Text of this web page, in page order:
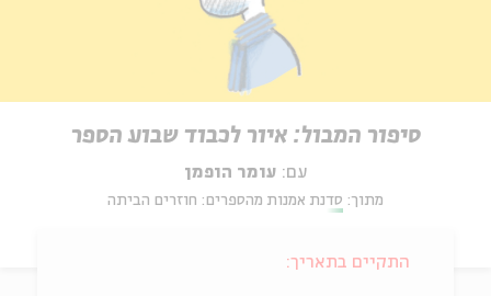
סיפור המבול: איור לכבוד שבוע הספר
עם: עומר הופמן
מתוך: סדנת אמנות מהספרים: חוזרים הביתה
התקיים בתאריך: